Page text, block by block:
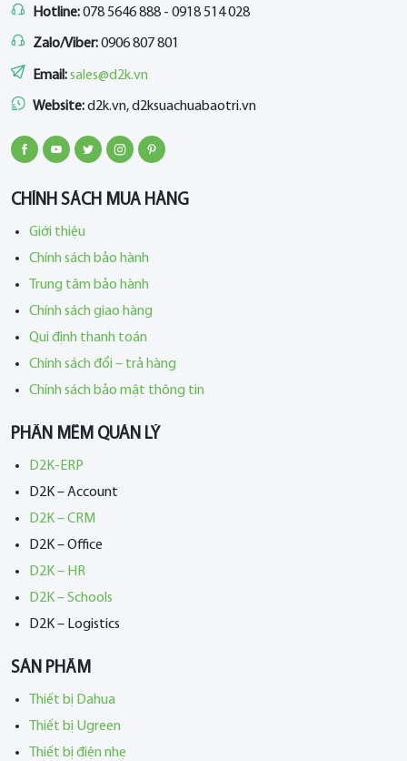
Hotline:078 5646 888 - 0918 514 028
Zalo/Viber:0906 807 801
Email:sales@d2k.vn
Website:d2k.vn, d2ksuachuabaotri.vn
CHÍNH SÁCH MUA HÀNG
Giới thiệu
Chính sách bảo hành
Trung tâm bảo hành
Chính sách giao hàng
Qui định thanh toán
Chính sách đổi – trả hàng
Chính sách bảo mật thông tin
PHẦN MỀM QUẢN LÝ
D2K-ERP
D2K – Account
D2K – CRM
D2K – Office
D2K – HR
D2K – Schools
D2K – Logistics
SẢN PHẨM
Thiết bị Dahua
Thiết bị Ugreen
Thiết bị điện nhẹ